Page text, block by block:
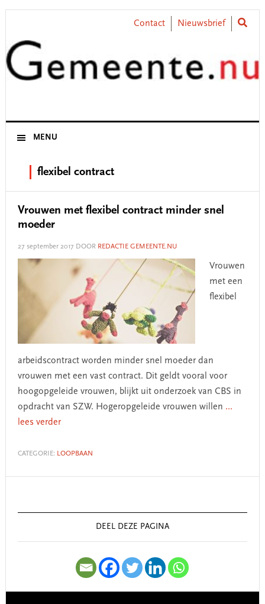
Skip
primary
navigation
Skip
content
Skip
primary
sidebar
Skip
footer
Contact Nieuwsbrief
MENU
flexibel contract
Vrouwen met flexibel contract minder snel
moeder
27 september 2017 DOOR REDACTIE GEMEENTE.NU
Vrouwen
met een
flexibel
arbeidscontract worden minder snel moeder dan
vrouwen met een vast contract. Dit geldt vooral voor
hoogopgeleide vrouwen, blijkt uit onderzoek van CBS in
opdracht van SZW. Hogeropgeleide vrouwen willen ...
lees verder
CATEGORIE: LOOPBAAN
Sidebar
DEEL DEZE PAGINA